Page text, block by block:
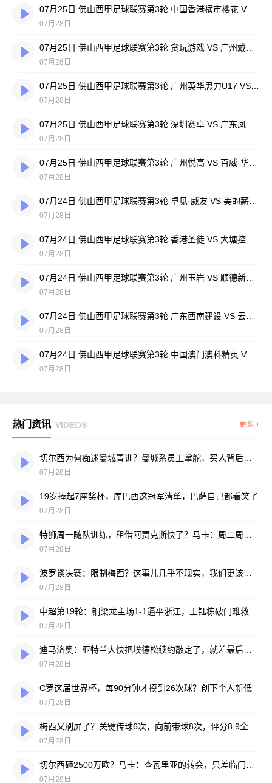
07月25日 佛山西甲足球联赛第3轮 中国香港横市樱花 VS 吉图省实青年 全场录像
07月28日
07月28日
07月28日
07月28日
07月28日
07月28日
07月28日
07月28日
07月28日
07月24日 佛山西甲足球联赛第3轮 中国澳门澳科精英 VS 藝品高國際 全场录像
07月28日
热门资讯 VIDEOS 更多 +
07月28日
19岁捧起7座奖杯，库巴西这冠军清单，巴萨自己都看笑了
07月28日
07月28日
07月28日
07月28日
07月28日
C罗这届世界杯，每90分钟才摸到26次球？创下个人新低
07月28日
07月28日
07月28日